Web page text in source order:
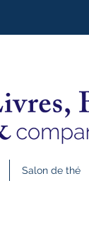
Salon de thé